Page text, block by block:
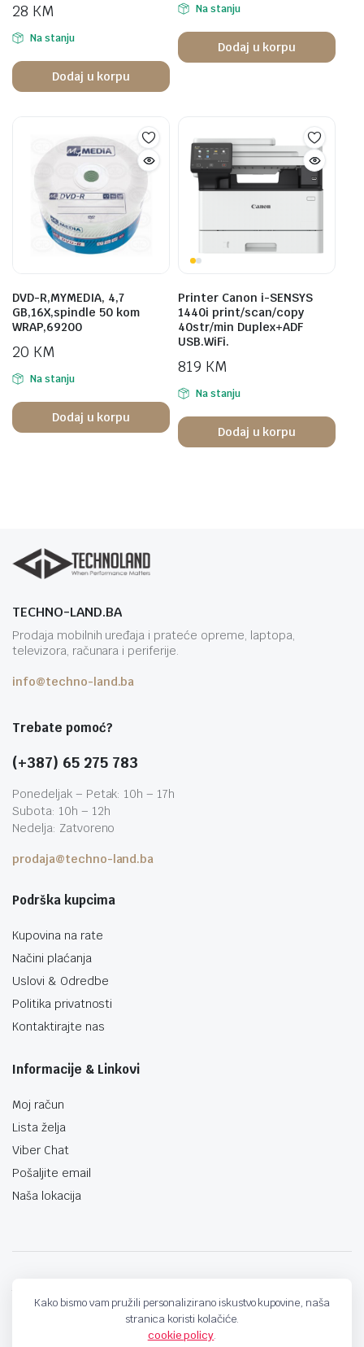
28 KM
Na stanju
Dodaj u korpu
Na stanju
Dodaj u korpu
DVD-R,MYMEDIA, 4,7
GB,16X,spindle 50 kom
WRAP,69200
20 KM
Na stanju
Dodaj u korpu
Printer Canon i-SENSYS
1440i print/scan/copy
40str/min Duplex+ADF
USB.WiFi.
819 KM
Na stanju
Dodaj u korpu
TECHNO-LAND.BA
Prodaja mobilnih uređaja i prateće opreme, laptopa,
televizora, računara i periferije.
info@techno-land.ba
Trebate pomoć?
(+387) 65 275 783
Ponedeljak – Petak: 10h – 17h
Subota: 10h – 12h
Nedelja: Zatvoreno
prodaja@techno-land.ba
Podrška kupcima
Kupovina na rate
Načini plaćanja
Uslovi & Odredbe
Politika privatnosti
Kontaktirajte nas
Informacije & Linkovi
Moj račun
Lista želja
Viber Chat
Pošaljite email
Naša lokacija
Kako bismo vam pružili personalizirano iskustvo kupovine, naša
stranica koristi kolačiće.
cookie policy.